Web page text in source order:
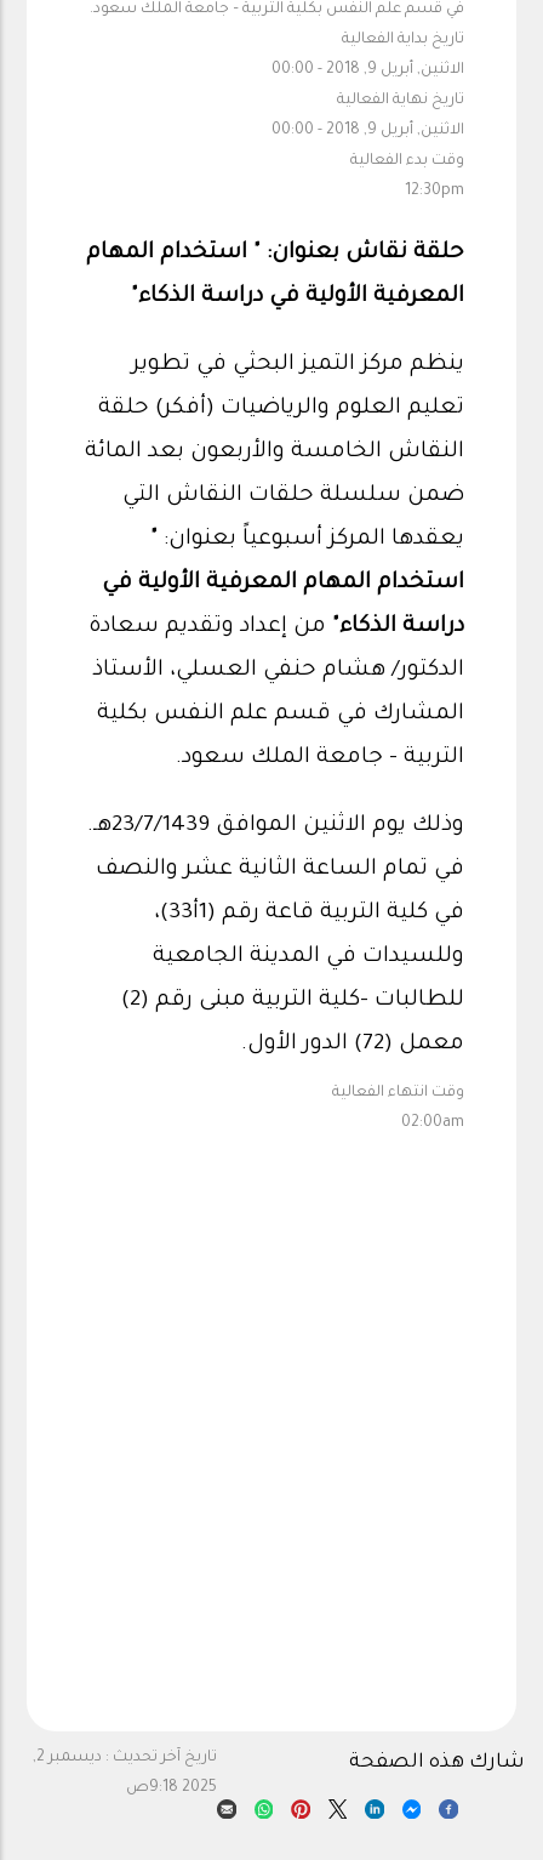
في قسم علم النفس بكلية التربية – جامعة الملك سعود.
تاريخ بداية الفعالية
الاثنين, أبريل 9, 2018 - 00:00
تاريخ نهاية الفعالية
الاثنين, أبريل 9, 2018 - 00:00
وقت بدء الفعالية
12:30pm
حلقة نقاش بعنوان: " استخدام المهام
المعرفية الأولية في دراسة الذكاء"
ينظم مركز التميز البحثي في تطوير
تعليم العلوم والرياضيات (أفكر) حلقة
النقاش الخامسة والأربعون بعد المائة
ضمن سلسلة حلقات النقاش التي
يعقدها المركز أسبوعياً بعنوان: "
استخدام المهام المعرفية الأولية في
دراسة الذكاء" من إعداد وتقديم سعادة
الدكتور/ هشام حنفي العسلي، الأستاذ
المشارك في قسم علم النفس بكلية
التربية – جامعة الملك سعود.
وذلك يوم الاثنين الموافق 23/7/1439هـ.
في تمام الساعة الثانية عشر والنصف
في كلية التربية قاعة رقم (1أ33)،
وللسيدات في المدينة الجامعية
للطالبات -كلية التربية مبنى رقم (2)
معمل (72) الدور الأول.
وقت انتهاء الفعالية
02:00am
تاريخ آخر تحديث :
ديسمبر 2,
2025 9:18ص
شارك هذه الصفحة